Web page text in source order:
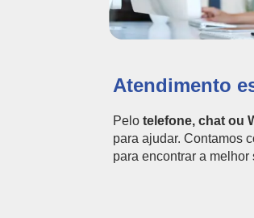
Atendimento
Pelo telefone, chat ou
para ajudar. Contamos
para encontrar a